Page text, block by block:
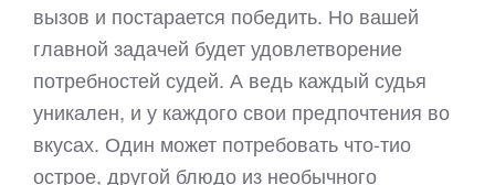
вызов и постарается победить. Но вашей
главной задачей будет удовлетворение
потребностей судей. А ведь каждый судья
уникален, и у каждого свои предпочтения во
вкусах. Один может потребовать что-тио
острое, другой блюдо из необычного